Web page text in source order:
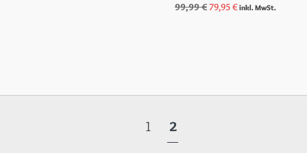
99,99€Ursprünglicher
79,95€Aktueller
inkl. MwSt.
1 2